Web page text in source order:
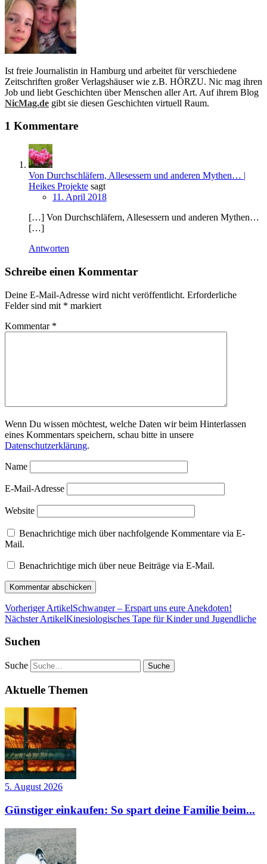
Ist freie Journalistin in Hamburg und arbeitet für verschiedene
Zeitschriften großer Verlagshäuser wie z.B. HÖRZU. Nic mag ihren
Job und liebt Geschichten über Menschen aller Art. Auf ihrem Blog
NicMag.de gibt sie diesen Geschichten virtuell Raum.
1 Kommentare
Von Durchschläfern, Allesessern und anderen Mythen… |
Heikes Projekte sagt
11. April 2018
[…] Von Durchschläfern, Allesessern und anderen Mythen…
[…]
Antworten
Schreibe einen Kommentar
Deine E-Mail-Adresse wird nicht veröffentlicht. Erforderliche
Felder sind mit * markiert
Kommentar *
Wenn Du wissen möchtest, welche Daten wir beim Hinterlassen
eines Kommentars speichern, schau bitte in unsere
Datenschutzerklärung.
Name
E-Mail-Adresse
Website
Benachrichtige mich über nachfolgende Kommentare via E-
Mail.
Benachrichtige mich über neue Beiträge via E-Mail.
Vorheriger ArtikelSchwanger – Erspart uns eure Anekdoten!
Nächster ArtikelKinesiologisches Tape für Kinder und Jugendliche
Suchen
Suche
Aktuelle Themen
5. August 2026
Günstiger einkaufen: So spart deine Familie beim...